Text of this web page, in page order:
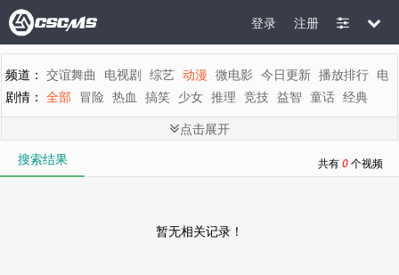
注册
登录
频道： 交谊舞曲 电视剧 综艺 动漫 微电影 今日更新 播放排行 电
剧情： 全部 冒险 热血 搞笑 少女 推理 竞技 益智 童话 经典
地区： 全部 内地 香港 台湾 韩国 泰国 日本 美国 英国 新加坡
年代： 全部 2015 2014 2013 2012 2011 2010 2009 2008 2007
字母： 全部 K L M
点击展开
搜索结果
共有0个视频
暂无相关记录！